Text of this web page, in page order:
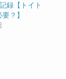
録【トイト
？】